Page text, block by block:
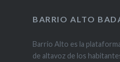
BARRIO ALTO
Barrio Alto es la
de altavoz de los